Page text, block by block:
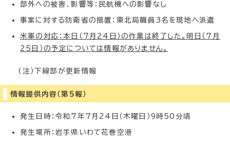
部外への被害、影響等：民航機への影響なし
事案に対する防衛省の措置：東北局職員3名を現地へ派遣
米軍の対応：本日（7月24日）の作業は終了した。明日（7月
25日）の予定については情報がありません。
（注）下線部が更新情報
情報提供内容（第5報）
発生日時：令和7年7月24日（木曜日）9時50分頃
発生場所：岩手県いわて花巻空港